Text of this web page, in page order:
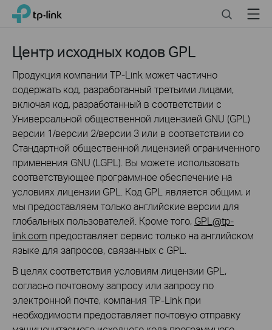
Click
navigation
TP-Link, Reliably Smart SearchMenu
Центр исходных кодов GPL
Продукция компании TP-Link может частично
содержать код, разработанный третьими лицами,
включая код, разработанный в соответствии с
Универсальной общественной лицензией GNU (GPL)
версии 1/версии 2/версии 3 или в соответствии со
Стандартной общественной лицензией ограниченного
применения GNU (LGPL). Вы можете использовать
соответствующее программное обеспечение на
условиях лицензии GPL. Код GPL является общим, и
мы предоставляем только английские версии для
глобальных пользователей. Кроме того, GPL@tp-
link.com предоставляет сервис только на английском
языке для запросов, связанных с GPL.
В целях соответствия условиям лицензии GPL,
согласно почтовому запросу или запросу по
электронной почте, компания TP-Link при
необходимости предоставляет почтовую отправку